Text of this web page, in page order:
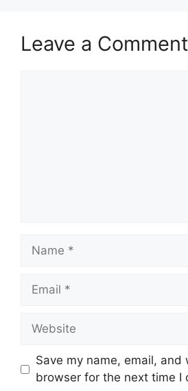
Leave a Comment
Save my name, email, and
browser for the next time I